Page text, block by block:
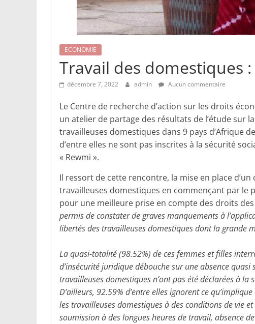
ECONOMIE
Travail des domestiques
décembre 7, 2022 admin Aucun commentaire
Le Centre de recherche d’action sur les droits
un atelier de partage des résultats de l’étude sur
travailleuses domestiques dans 9 pays d’Afrique
d’entre elles ne sont pas inscrites à la sécurité
« Rewmi ».
Il ressort de cette rencontre, la mise en place
travailleuses domestiques en commençant par le
pour une meilleure prise en compte des droits
permis de constater de graves manquements à
libertés des travailleuses domestiques dont la grande
La quasi-totalité (98.52%) de ces femmes et filles
d’insécurité juridique débouche sur une absence
travailleuses domestiques n’ont pas été déclarées à la
D’ailleurs, 92.59% d’entre elles ignorent ce
les travailleuses domestiques à des conditions de vie
soumission à des longues heures de travail, absence